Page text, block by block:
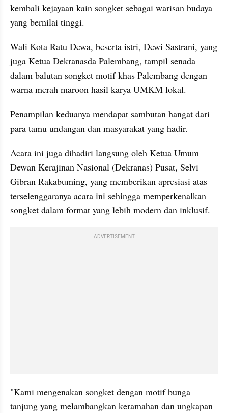
kembali kejayaan kain songket sebagai warisan budaya
yang bernilai tinggi.
Wali Kota Ratu Dewa, beserta istri, Dewi Sastrani, yang
juga Ketua Dekranasda Palembang, tampil senada
dalam balutan songket motif khas Palembang dengan
warna merah maroon hasil karya UMKM lokal.
Penampilan keduanya mendapat sambutan hangat dari
para tamu undangan dan masyarakat yang hadir.
Acara ini juga dihadiri langsung oleh Ketua Umum
Dewan Kerajinan Nasional (Dekranas) Pusat, Selvi
Gibran Rakabuming, yang memberikan apresiasi atas
terselenggaranya acara ini sehingga memperkenalkan
songket dalam format yang lebih modern dan inklusif.
ADVERTISEMENT
"Kami mengenakan songket dengan motif bunga
tanjung yang melambangkan keramahan dan ungkapan